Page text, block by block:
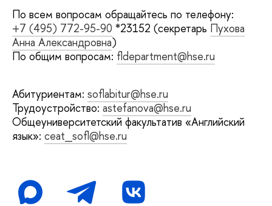
По всем вопросам обращайтесь по телефону:
+7 (495) 772-95-90 *23152 (секретарь Пухова
Анна Александровна)
По общим вопросам: fldepartment@hse.ru
Абитуриентам: soflabitur@hse.ru
Трудоустройство: astefanova@hse.ru
Общеуниверситетский факультатив «Английский
язык»: ceat_sofl@hse.ru